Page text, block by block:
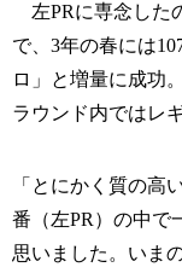
左PRに専念した
で、3年の春には
ロ」と増量に成功
ラウンド内ではレ
「とにかく質の高
番（左PR）の中で
思いました。いま